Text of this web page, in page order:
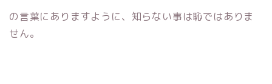
の言葉にありますように、知らない事は恥ではありま
せん。